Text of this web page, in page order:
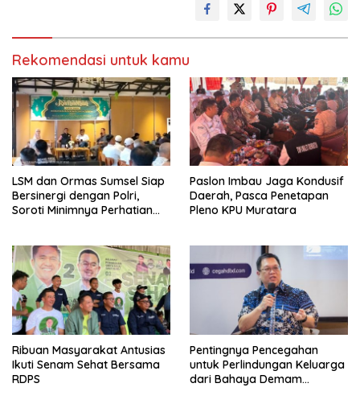
Rekomendasi untuk kamu
LSM dan Ormas Sumsel Siap
Bersinergi dengan Polri,
Soroti Minimnya Perhatian
Paslon Imbau Jaga Kondusif
Daerah, Pasca Penetapan
Pleno KPU Muratara
Ribuan Masyarakat Antusias
Ikuti Senam Sehat Bersama
RDPS
Pentingnya Pencegahan
untuk Perlindungan Keluarga
dari Bahaya Demam